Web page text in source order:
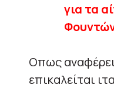
για τα
Οπως
επικαλείται